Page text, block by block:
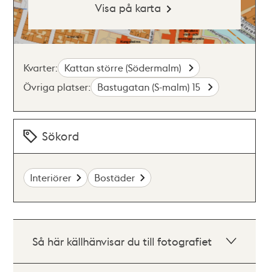
Visa på karta
Kvarter: Kattan större (Södermalm)
Övriga platser: Bastugatan (S-malm) 15
Sökord
Interiörer Bostäder
Så här källhänvisar du till fotografiet